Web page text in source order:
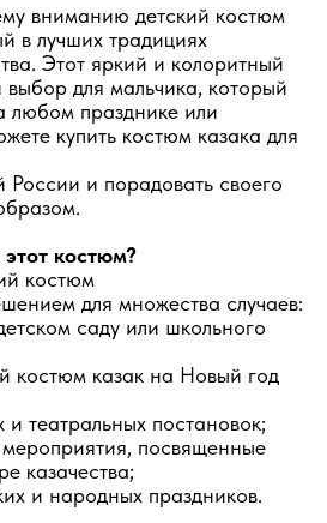
вниманию детский костюм
в лучших традициях
Этот яркий и колоритный
для мальчика, который
любом празднике или
купить костюм казака для
России и порадовать своего
костюм?
костюм
для множества случаев:
саду или школьного
костюм казак на Новый год
и театральных постановок;
посвященные
казачества;
и народных праздников.